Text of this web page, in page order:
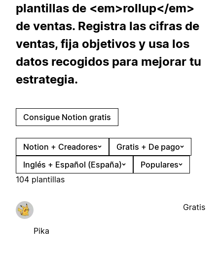
plantillas de <em>rollup</em>
de ventas. Registra las cifras de
ventas, fija objetivos y usa los
datos recogidos para mejorar tu
estrategia.
Consigue Notion gratis
Notion + Creadores
Gratis + De pago
Inglés + Español (España)
Populares
104 plantillas
Pika
Gratis